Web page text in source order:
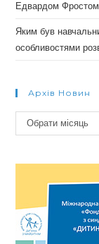
Едвардом Фростом
Яким був
особливостями
Архів Новин
Архів
новин
Обрати місяць